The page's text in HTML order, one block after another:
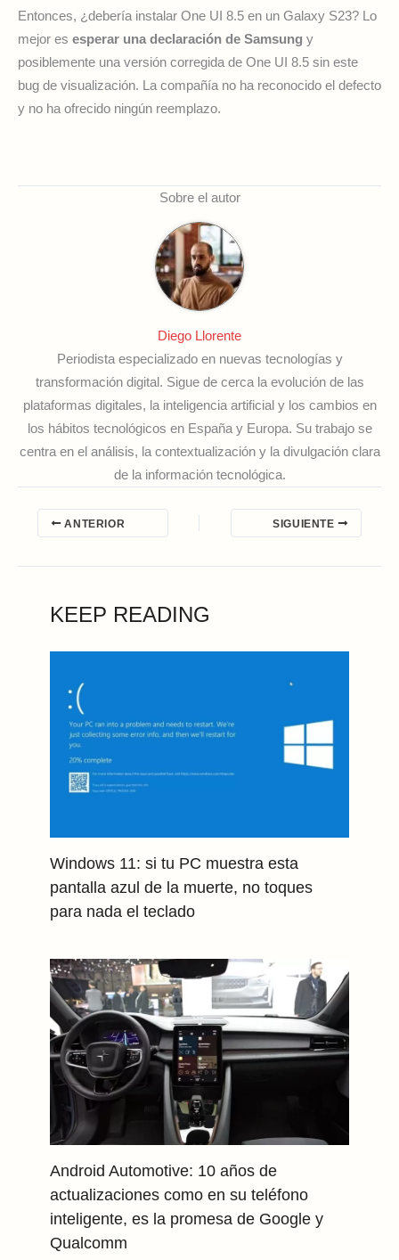
Entonces, ¿debería instalar One UI 8.5 en un Galaxy S23? Lo
mejor es esperar una declaración de Samsung y
posiblemente una versión corregida de One UI 8.5 sin este
bug de visualización. La compañía no ha reconocido el defecto
y no ha ofrecido ningún reemplazo.
Sobre el autor
Diego Llorente
Periodista especializado en nuevas tecnologías y
transformación digital. Sigue de cerca la evolución de las
plataformas digitales, la inteligencia artificial y los cambios en
los hábitos tecnológicos en España y Europa. Su trabajo se
centra en el análisis, la contextualización y la divulgación clara
de la información tecnológica.
ANTERIOR SIGUIENTE
KEEP READING
Windows 11: si tu PC muestra esta
pantalla azul de la muerte, no toques
para nada el teclado
Android Automotive: 10 años de
actualizaciones como en su teléfono
inteligente, es la promesa de Google y
Qualcomm